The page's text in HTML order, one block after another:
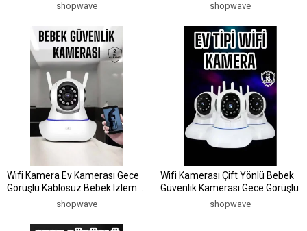
shopwave shopwave
Wifi Kamera Ev Kamerası Gece
Görüşlü Kablosuz Bebek Izleme
shopwave
Wifi Kamerası Çift Yönlü Bebek
Güvenlik Kamerası Gece Görüşlü
shopwave